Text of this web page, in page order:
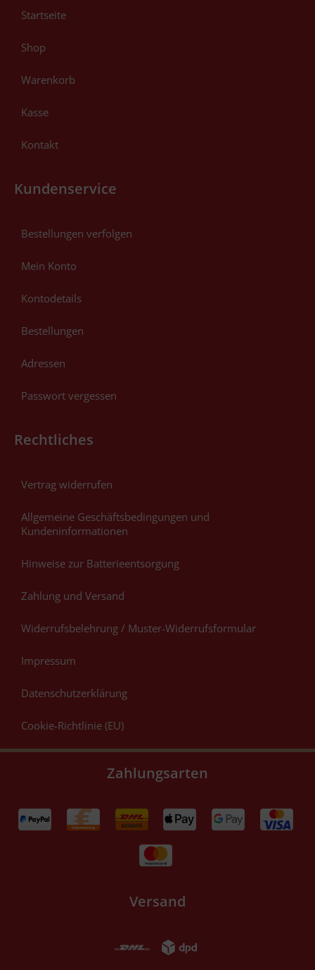
Startseite
Shop
Warenkorb
Kasse
Kontakt
Kundenservice
Bestellungen verfolgen
Mein Konto
Kontodetails
Bestellungen
Adressen
Passwort vergessen
Rechtliches
Vertrag widerrufen
Allgemeine Geschäftsbedingungen und
Kundeninformationen
Hinweise zur Batterieentsorgung
Zahlung und Versand
Widerrufsbelehrung / Muster-Widerrufsformular
Impressum
Datenschutzerklärung
Cookie-Richtlinie (EU)
Zahlungsarten
Versand